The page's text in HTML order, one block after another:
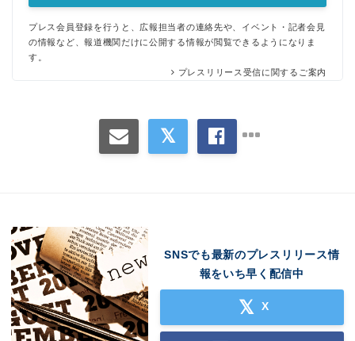
プレス会員登録を行うと、広報担当者の連絡先や、イベント・記者会見
の情報など、報道機関だけに公開する情報が閲覧できるようになりま
す。
プレスリリース受信に関するご案内
SNSでも最新のプレスリリース情
報をいち早く配信中
X